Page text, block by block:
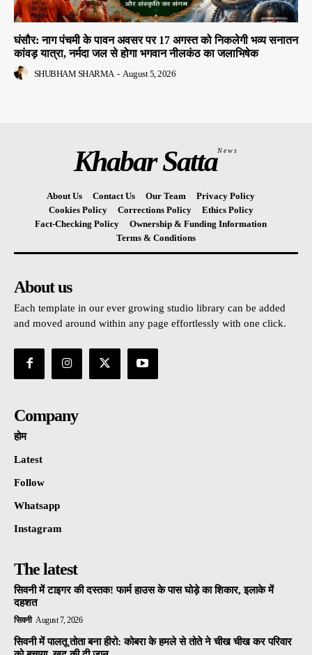
घंसौर: नाग पंचमी के पावन अवसर पर 17 अगस्त को निकलेगी भव्य सनातन
कांवड़ यात्रा, नर्मदा जल से होगा भगवान नीलकंठ का जलाभिषेक
SHUBHAM SHARMA - August 5, 2026
Khabar SattaNews
About Us Contact Us Our Team
Privacy Policy
Cookies Policy
Corrections Policy
Ethics Policy
Fact-Checking Policy
Ownership & Funding Information
Terms & Conditions
About us
Each template in our ever growing studio library can be added
and moved around within any page effortlessly with one click.
Company
होम
Latest
Follow
Whatsapp
Instagram
The latest
सिवनी में टाइगर की दस्तक! फार्म हाउस के पास घोड़े का शिकार, इलाके में
दहशत
सिवनी August 7, 2026
सिवनी में पालतू तोता बना हीरो: कोबरा के हमले से तोते ने चीख चीख कर परिवार